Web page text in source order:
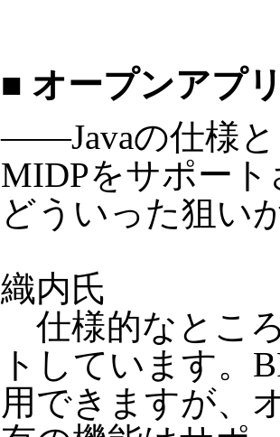
■ オープンアプ
――Javaの仕様と
MIDPをサポー
どういった狙い
織内氏
仕様的なとこ
トしています。
用できますが、